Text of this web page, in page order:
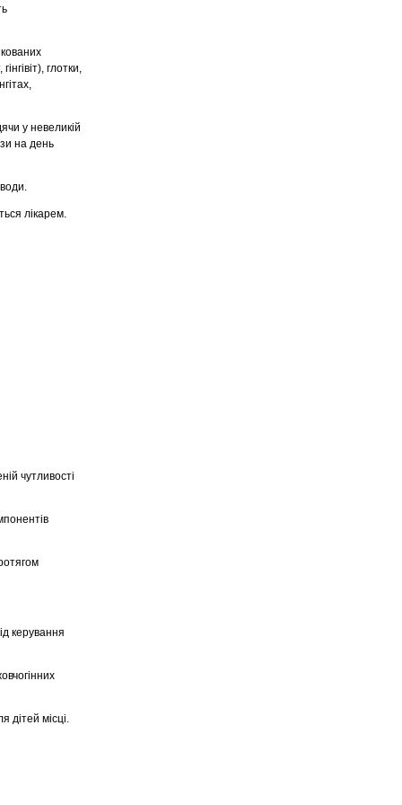
глотки,
у невеликій
на день
лікарем.
чутливості
керування
дітей місці.